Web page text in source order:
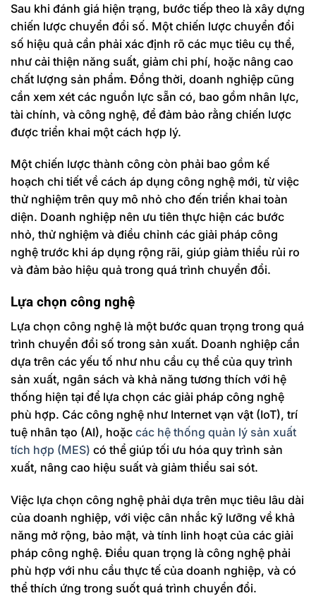
Sau khi đánh giá hiện trạng, bước tiếp theo là xây dựng
chiến lược chuyển đổi số. Một chiến lược chuyển đổi
số hiệu quả cần phải xác định rõ các mục tiêu cụ thể,
như cải thiện năng suất, giảm chi phí, hoặc nâng cao
chất lượng sản phẩm. Đồng thời, doanh nghiệp cũng
cần xem xét các nguồn lực sẵn có, bao gồm nhân lực,
tài chính, và công nghệ, để đảm bảo rằng chiến lược
được triển khai một cách hợp lý.
Một chiến lược thành công còn phải bao gồm kế
hoạch chi tiết về cách áp dụng công nghệ mới, từ việc
thử nghiệm trên quy mô nhỏ cho đến triển khai toàn
diện. Doanh nghiệp nên ưu tiên thực hiện các bước
nhỏ, thử nghiệm và điều chỉnh các giải pháp công
nghệ trước khi áp dụng rộng rãi, giúp giảm thiểu rủi ro
và đảm bảo hiệu quả trong quá trình chuyển đổi.
Lựa chọn công nghệ
Lựa chọn công nghệ là một bước quan trọng trong quá
trình chuyển đổi số trong sản xuất. Doanh nghiệp cần
dựa trên các yếu tố như nhu cầu cụ thể của quy trình
sản xuất, ngân sách và khả năng tương thích với hệ
thống hiện tại để lựa chọn các giải pháp công nghệ
phù hợp. Các công nghệ như Internet vạn vật (IoT), trí
tuệ nhân tạo (AI), hoặc các hệ thống quản lý sản xuất
tích hợp (MES) có thể giúp tối ưu hóa quy trình sản
xuất, nâng cao hiệu suất và giảm thiểu sai sót.
Việc lựa chọn công nghệ phải dựa trên mục tiêu lâu dài
của doanh nghiệp, với việc cân nhắc kỹ lưỡng về khả
năng mở rộng, bảo mật, và tính linh hoạt của các giải
pháp công nghệ. Điều quan trọng là công nghệ phải
phù hợp với nhu cầu thực tế của doanh nghiệp, và có
thể thích ứng trong suốt quá trình chuyển đổi.